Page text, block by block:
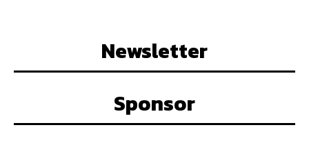
Newsletter
Sponsor